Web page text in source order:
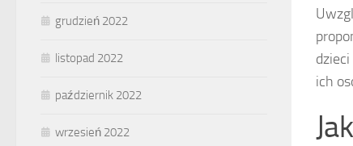
ich
grudzień 2022
listopad 2022
październik 2022
wrzesień 2022